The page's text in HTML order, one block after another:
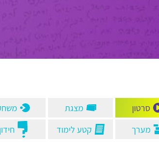
סרטון מצגת
מערך קטע לימוד חידון